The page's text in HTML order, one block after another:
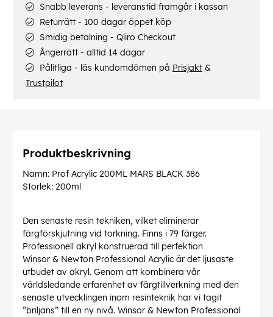
Snabb leverans - leveranstid framgår i kassan
Returrätt - 100 dagar öppet köp
Smidig betalning - Qliro Checkout
Ångerrätt - alltid 14 dagar
Pålitliga - läs kundomdömen på Prisjakt &
Trustpilot
Produktbeskrivning
Namn: Prof Acrylic 200ML MARS BLACK 386
Storlek: 200ml
Den senaste resin tekniken, vilket eliminerar
färgförskjutning vid torkning. Finns i 79 färger.
Professionell akryl konstruerad till perfektion
Winsor & Newton Professional Acrylic är det ljusaste
utbudet av akryl. Genom att kombinera vår
världsledande erfarenhet av färgtillverkning med den
senaste utvecklingen inom resinteknik har vi tagit
”briljans” till en ny nivå. Winsor & Newton Professional